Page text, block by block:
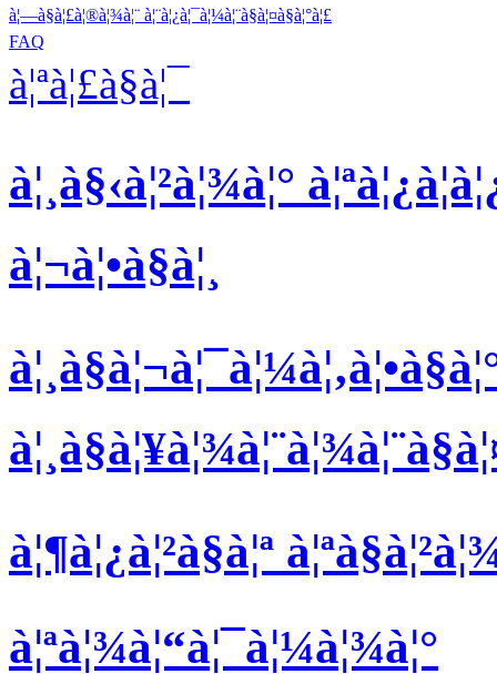
à¦—à§à¦£à¦®à¦¾à¦¨ à¦¨à¦¿à¦¯à¦¼à¦¨à§à¦¤à§à¦°à¦£
FAQ
à¦ªà¦£à§à¦¯
à¦¸à§‹à¦²à¦¾à¦°
à¦¬à¦•à§à¦¸
à¦¶à¦¿à¦²à§à¦ª
à¦ªà¦¾à¦“à¦¯à¦¼à¦¾à¦°